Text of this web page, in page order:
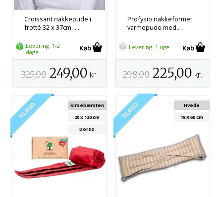
Croissant nakkepude i
frotté 32 x 37cm -...
Levering: 1-2
dage
325,00 249,00 kr.
Profysio nakkeformet
varmepude med...
Levering: 1 uge
298,00 225,00 kr.
kirsebærsten
20 x 120 cm
Dorso
Hvede
18 X 60 cm